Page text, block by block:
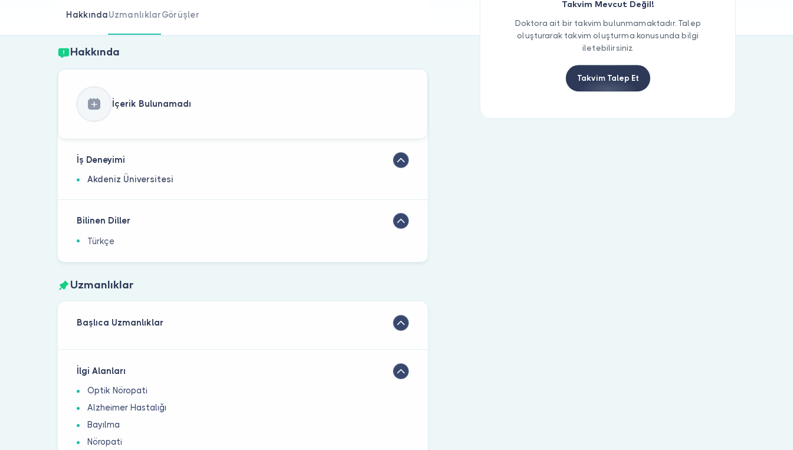
HakkındaUzmanlıklarGörüşler
Hakkında
İçerik Bulunamadı
İş Deneyimi
Akdeniz Üniversitesi
Bilinen Diller
Türkçe
Uzmanlıklar
Başlıca Uzmanlıklar
İlgi Alanları
Optik Nöropati
Alzheimer Hastalığı
Bayılma
Nöropati
Takvim Mevcut Değil!
Doktora ait bir takvim bulunmamaktadır. Talep
oluşturarak takvim oluşturma konusunda bilgi
iletebilirsiniz.
Takvim Talep Et